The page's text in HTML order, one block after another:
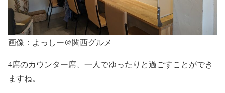
画像：よっしー@関西グルメ
4席のカウンター席、一人でゆったりと過ごすことができ
ますね。